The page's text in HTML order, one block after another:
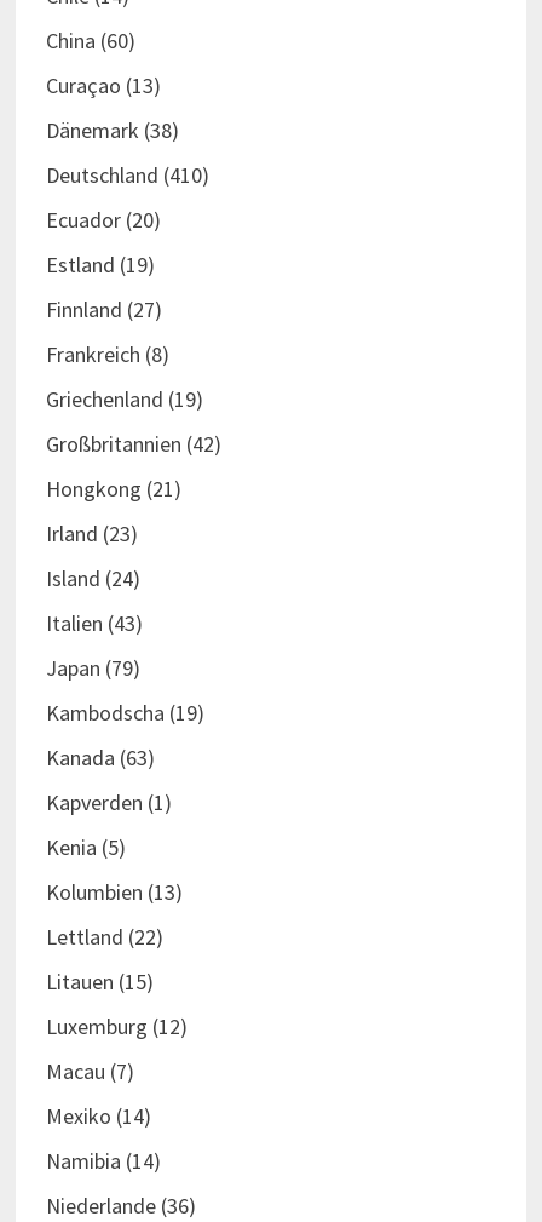
China (60)
Curaçao (13)
Dänemark (38)
Deutschland (410)
Ecuador(20)
Estland (19)
Finnland (27)
Frankreich (8)
Griechenland (19)
Großbritannien (42)
Hongkong (21)
Irland (23)
Island (24)
Italien (43)
Japan (79)
Kambodscha (19)
Kanada (63)
Kapverden (1)
Kenia (5)
Kolumbien (13)
Lettland (22)
Litauen (15)
Luxemburg (12)
Macau (7)
Mexiko (14)
Namibia (14)
Niederlande(36)